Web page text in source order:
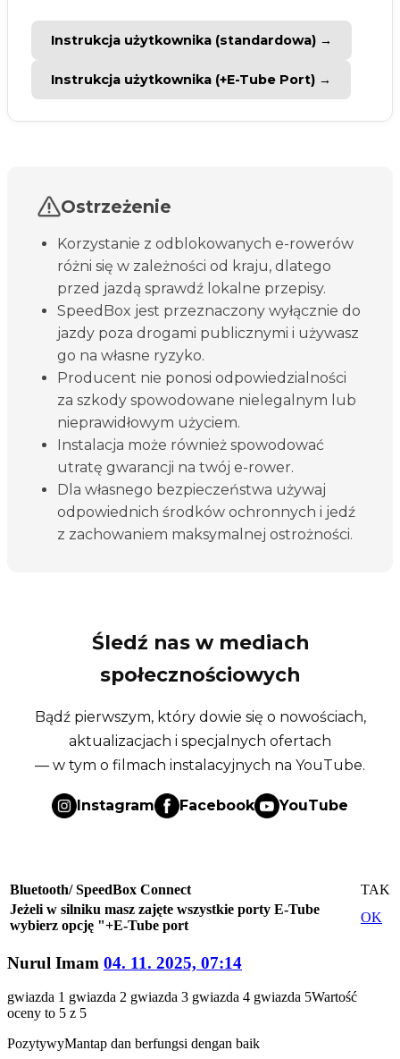
Instrukcja użytkownika (standardowa) →
Instrukcja użytkownika (+E-Tube Port) →
Ostrzeżenie
Korzystanie z odblokowanych e-rowerów
różni się w zależności od kraju, dlatego
przed jazdą sprawdź lokalne przepisy.
SpeedBox jest przeznaczony wyłącznie do
jazdy poza drogami publicznymi i używasz
go na własne ryzyko.
Producent nie ponosi odpowiedzialności
za szkody spowodowane nielegalnym lub
nieprawidłowym użyciem.
Instalacja może również spowodować
utratę gwarancji na twój e-rower.
Dla własnego bezpieczeństwa używaj
odpowiednich środków ochronnych i jedź
z zachowaniem maksymalnej ostrożności.
Śledź nas w mediach
społecznościowych
Bądź pierwszym, który dowie się o nowościach,
aktualizacjach i specjalnych ofertach
— w tym o filmach instalacyjnych na YouTube.
Instagram Facebook YouTube
Bluetooth/ SpeedBox Connect
TAK
Jeżeli w silniku masz zajęte wszystkie porty E-Tube
wybierz opcję "+E-Tube port
OK
Nurul Imam 04. 11. 2025, 07:14
gwiazda 1 gwiazda 2 gwiazda 3 gwiazda 4 gwiazda 5Wartość
oceny to 5 z 5
PozytywyMantap dan berfungsi dengan baik